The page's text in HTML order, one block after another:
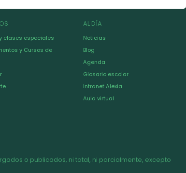
clases especiales
y Cursos de
AL DÍA
Noticias
Blog
Agenda
Glosario escolar
Intranet Alexia
Aula virtual
o publicados, ni total, ni parcialmente, excepto